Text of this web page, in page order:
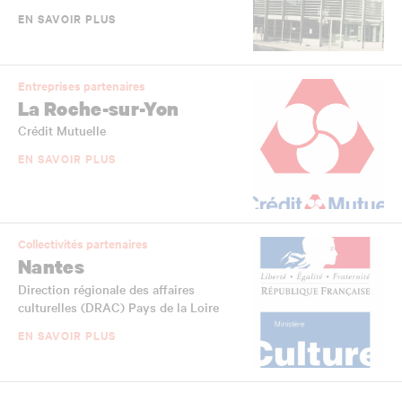
EN SAVOIR PLUS
Entreprises partenaires
La Roche-sur-Yon
Crédit Mutuelle
EN SAVOIR PLUS
Collectivités partenaires
Nantes
Direction régionale des affaires
culturelles (DRAC) Pays de la Loire
EN SAVOIR PLUS